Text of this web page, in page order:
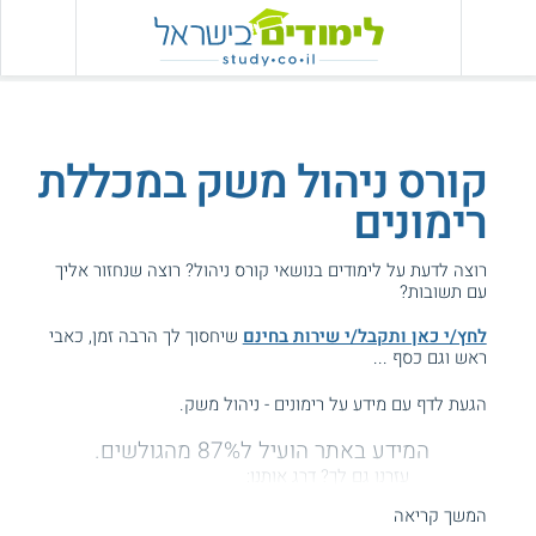
קורס ניהול משק במכללת
רימונים
רוצה לדעת על לימודים בנושאי קורס ניהול? רוצה שנחזור אליך
עם תשובות?
לחץ/י כאן ותקבל/י שירות בחינם שיחסוך לך הרבה זמן, כאבי
ראש וגם כסף ...
הגעת לדף עם מידע על רימונים - ניהול משק.
המידע באתר הועיל ל87% מהגולשים.
עזרנו גם לך? דרג אותנו:
המשך קריאה